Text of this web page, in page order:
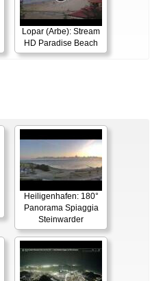
Lopar (Arbe): Stream
HD Paradise Beach
Heiligenhafen: 180°
Panorama Spiaggia
Steinwarder